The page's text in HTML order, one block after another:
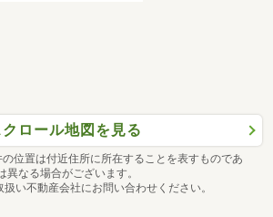
クロール地図を見る
位置は付近住所に所在することを表すものであ
異なる場合がございます。
い不動産会社にお問い合わせください。